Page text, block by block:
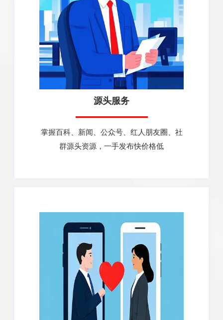
源头服务
掌握百科、新闻、公众号、红人朋友圈、社
群源头资源，一手发布快价格低